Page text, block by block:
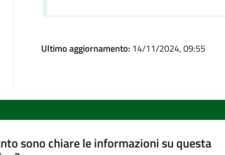
Ultimo aggiornamento: 14/11/2024, 09:55
sono chiare le informazioni su questa